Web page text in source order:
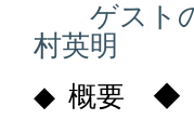
ゲスト
村英明
◆ 概要 ◆